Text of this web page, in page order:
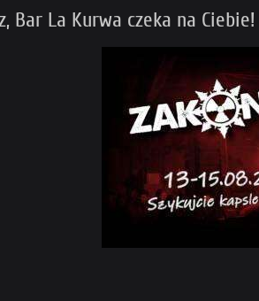
Bar La Kurwa czeka na Ciebie!